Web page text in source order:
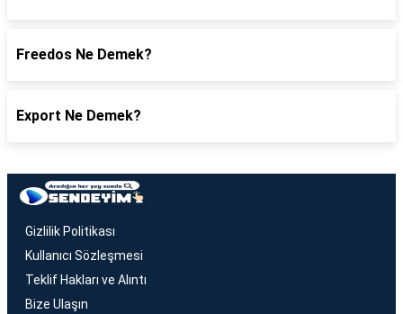
Freedos Ne Demek?
Export Ne Demek?
Gizlilik Politikası
Kullanıcı Sözleşmesi
Teklif Hakları ve Alıntı
Bize Ulaşın